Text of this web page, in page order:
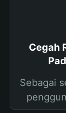
Cegah
Sebagai